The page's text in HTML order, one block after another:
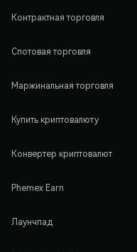
Контрактная торговля
Спотовая торговля
Маржинальная торговля
Купить криптовалюту
Конвертер криптовалют
Phemex Earn
Лаунчпад